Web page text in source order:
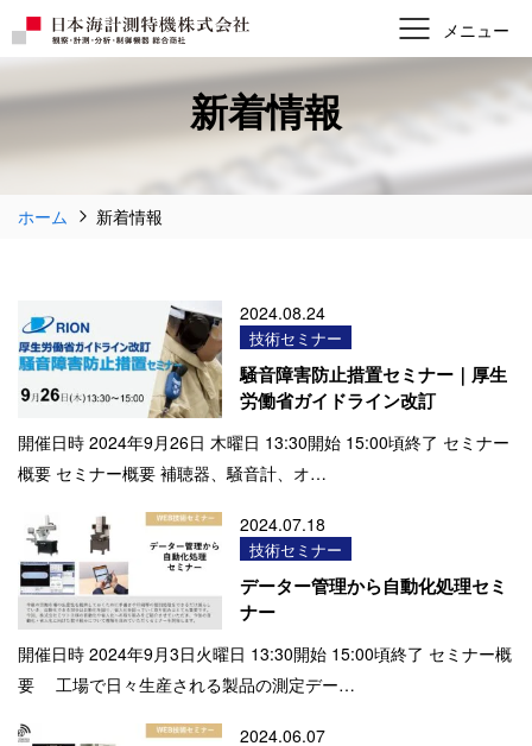
新着情報
ホーム 新着情報
2024.08.24
技術セミナー
騒音障害防止措置セミナー｜厚生
労働省ガイドライン改訂
開催日時 2024年9月26日 木曜日 13:30開始 15:00頃終了 セミナー
概要 セミナー概要 補聴器、騒音計、オ…
2024.07.18
技術セミナー
データー管理から自動化処理セミ
ナー
開催日時 2024年9月3日火曜日 13:30開始 15:00頃終了 セミナー概
要 工場で日々生産される製品の測定デー…
2024.06.07